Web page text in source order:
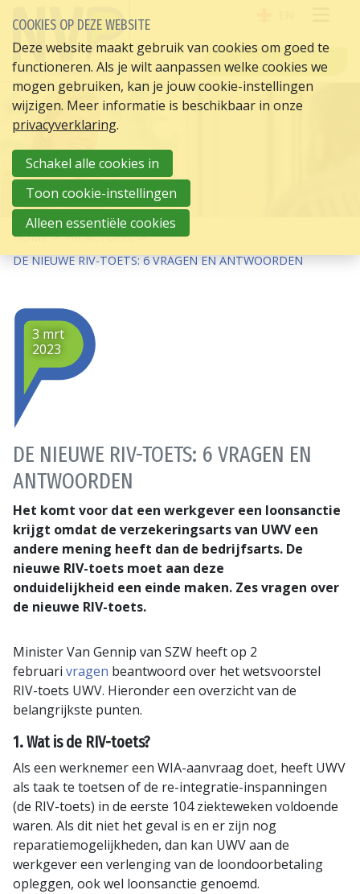
INLOGGEN
HOME
HR ACTUEEL
DE NIEUWE RIV-TOETS: 6 VRAGEN EN ANTWOORDEN
DE NIEUWE RIV-TOETS: 6 VRAGEN EN
ANTWOORDEN
3 mrt
2023
Het komt voor dat een werkgever een loonsanctie
krijgt omdat de verzekeringsarts van UWV een
andere mening heeft dan de bedrijfsarts. De
nieuwe RIV-toets moet aan deze
onduidelijkheid een einde maken. Zes vragen over
de nieuwe RIV-toets.
Minister Van Gennip van SZW heeft op 2
februari vragen beantwoord over het wetsvoorstel
RIV-toets UWV. Hieronder een overzicht van de
belangrijkste punten.
1. Wat is de RIV-toets?
Als een werknemer een WIA-aanvraag doet, heeft UWV
als taak te toetsen of de re-integratie-inspanningen
(de RIV-toets) in de eerste 104 ziekteweken voldoende
waren. Als dit niet het geval is en er zijn nog
reparatiemogelijkheden, dan kan UWV aan de
werkgever een verlenging van de loondoorbetaling
opleggen, ook wel loonsanctie genoemd.
COOKIES OP DEZE WEBSITE
Deze website maakt gebruik van cookies om goed te
functioneren. Als je wilt aanpassen welke cookies we
mogen gebruiken, kan je jouw cookie-instellingen
wijzigen. Meer informatie is beschikbaar in onze
privacyverklaring.
Schakel alle cookies in
Toon cookie-instellingen
Alleen essentiële cookies